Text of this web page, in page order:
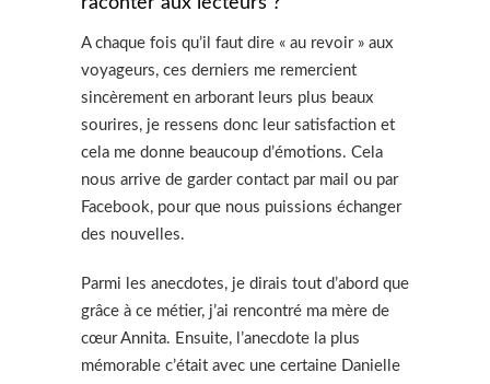
A chaque fois qu’il faut dire « au revoir » aux
voyageurs, ces derniers me remercient
sincèrement en arborant leurs plus beaux
sourires, je ressens donc leur satisfaction et
cela me donne beaucoup d’émotions. Cela
nous arrive de garder contact par mail ou par
Facebook, pour que nous puissions échanger
des nouvelles.
Parmi les anecdotes, je dirais tout d’abord que
grâce à ce métier, j’ai rencontré ma mère de
cœur Annita. Ensuite, l’anecdote la plus
mémorable c’était avec une certaine Danielle